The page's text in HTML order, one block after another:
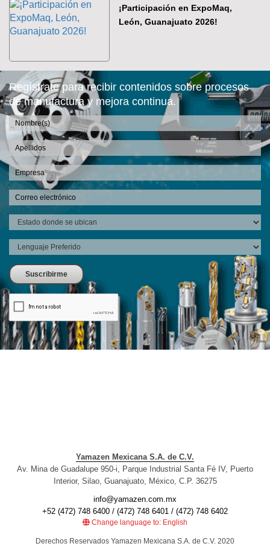
¡Participación en ExpoMaq,
León, Guanajuato 2026!
Regístrate para recibir contenidos sobre procesos
de manufactura y mejora continua.
Yamazen Mexicana S.A. de C.V.
Av. Mina de Guadalupe 950-i, Parque Industrial Santa Fé IV, Puerto
Interior, Silao, Guanajuato, México, C.P. 36275
info@yamazen.com.mx
+52 (472) 748 6400 / (472) 748 6401 / (472) 748 6402
Change language to: English
Derechos Reservados Yamazen Mexicana S.A. de C.V. 2020